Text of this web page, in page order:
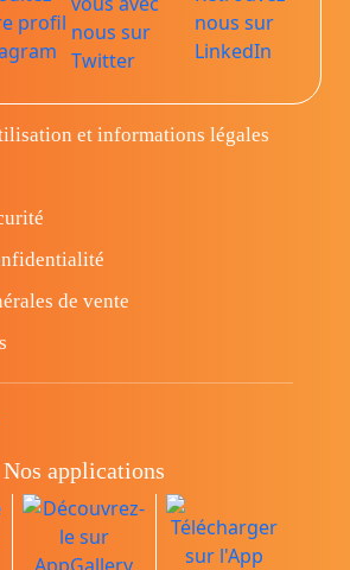
et informations légales
de vente
Nos applications